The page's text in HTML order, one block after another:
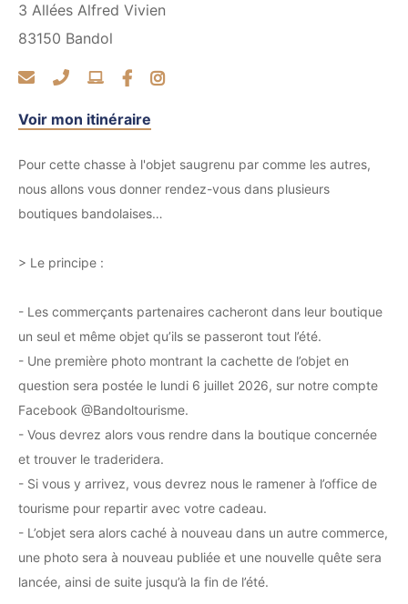
3 Allées Alfred Vivien
83150 Bandol
Voir mon itinéraire
Pour cette chasse à l'objet saugrenu par comme les autres,
nous allons vous donner rendez-vous dans plusieurs
boutiques bandolaises…
> Le principe :
- Les commerçants partenaires cacheront dans leur boutique
un seul et même objet qu’ils se passeront tout l’été.
- Une première photo montrant la cachette de l’objet en
question sera postée le lundi 6 juillet 2026, sur notre compte
Facebook @Bandoltourisme.
- Vous devrez alors vous rendre dans la boutique concernée
et trouver le traderidera.
- Si vous y arrivez, vous devrez nous le ramener à l’office de
tourisme pour repartir avec votre cadeau.
- L’objet sera alors caché à nouveau dans un autre commerce,
une photo sera à nouveau publiée et une nouvelle quête sera
lancée, ainsi de suite jusqu’à la fin de l’été.